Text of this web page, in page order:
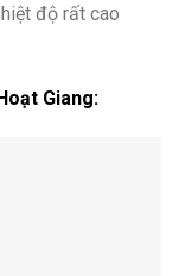
độ rất cao
Giang: